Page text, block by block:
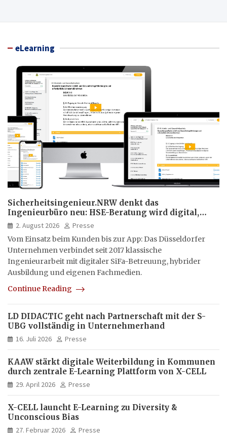
eLearning
Sicherheitsingenieur.NRW denkt das
Ingenieurbüro neu: HSE-Beratung wird digital,
hybrid und multimedial
2. August 2026
Presse
Vom Einsatz beim Kunden bis zur App: Das Düsseldorfer
Unternehmen verbindet seit 2017 klassische
Ingenieurarbeit mit digitaler SiFa-Betreuung, hybrider
Ausbildung und eigenen Fachmedien.
Continue Reading
LD DIDACTIC geht nach Partnerschaft mit der S-
UBG vollständig in Unternehmerhand
16. Juli 2026 Presse
KAAW stärkt digitale Weiterbildung in Kommunen
durch zentrale E-Learning Plattform von X-CELL
29. April 2026 Presse
X-CELL launcht E-Learning zu Diversity &
Unconscious Bias
27. Februar 2026 Presse